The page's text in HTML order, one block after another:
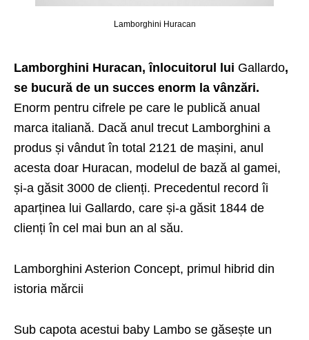
Lamborghini Huracan
Lamborghini Huracan, înlocuitorul lui Gallardo,
se bucură de un succes enorm la vânzări.
Enorm pentru cifrele pe care le publică anual
marca italiană. Dacă anul trecut Lamborghini a
produs și vândut în total 2121 de mașini, anul
acesta doar Huracan, modelul de bază al gamei,
și-a găsit 3000 de clienți. Precedentul record îi
aparținea lui Gallardo, care și-a găsit 1844 de
clienți în cel mai bun an al său.
Lamborghini Asterion Concept, primul hibrid din
istoria mărcii
Sub capota acestui baby Lambo se găsește un